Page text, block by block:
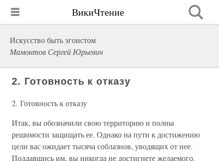
ВикиЧтение
Искусство быть эгоистом
Мамонтов Сергей Юрьевич
2. Готовность к отказу
2. Готовность к отказу
Итак, вы обозначили свою территорию и полны
решимости защищать ее. Однако на пути к достижению
цели вас ожидает тысяча соблазнов, уводящих от нее.
Поддавшись им, вы никогда не достигнете желаемого.